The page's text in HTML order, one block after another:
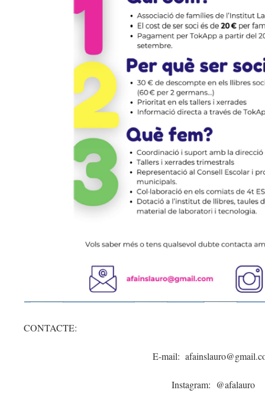
CONTACTE:
E-mail:
Instagram: @afalauro